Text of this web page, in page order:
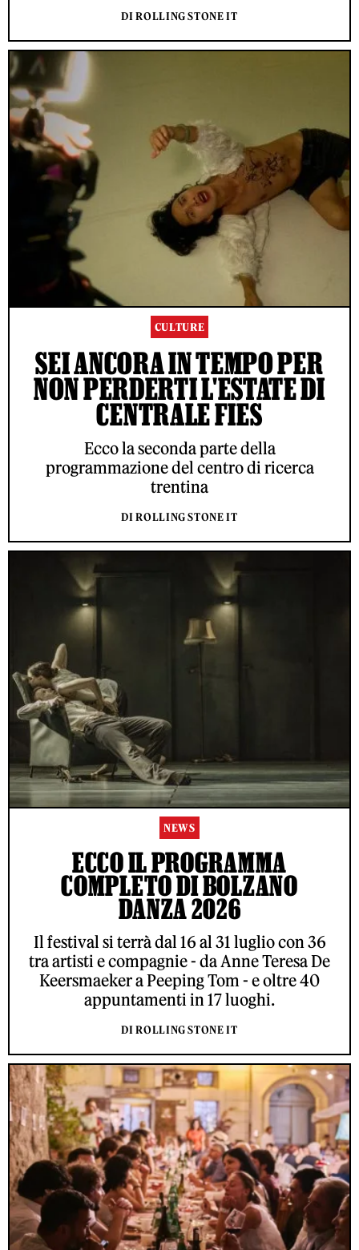
DI ROLLING STONE IT
CULTURE
SEI ANCORA IN TEMPO PER
NON PERDERTI L'ESTATE DI
CENTRALE FIES
Ecco la seconda parte della
programmazione del centro di ricerca
trentina
DI ROLLING STONE IT
NEWS
ECCO IL PROGRAMMA
COMPLETO DI BOLZANO
DANZA 2026
Il festival si terrà dal 16 al 31 luglio con 36
tra artisti e compagnie - da Anne Teresa De
Keersmaeker a Peeping Tom - e oltre 40
appuntamenti in 17 luoghi.
DI ROLLING STONE IT